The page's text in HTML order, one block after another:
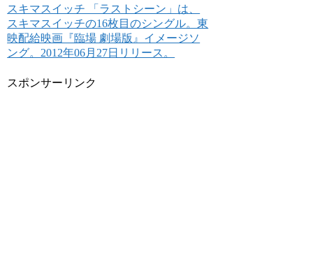
スキマスイッチ 「ラストシーン」は、
スキマスイッチの16枚目のシングル。東
映配給映画『臨場 劇場版』イメージソ
ング。2012年06月27日リリース。
スポンサーリンク